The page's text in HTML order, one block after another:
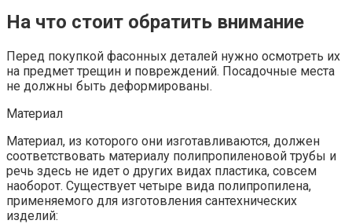
На что стоит обратить внимание
Перед покупкой фасонных деталей нужно осмотреть их
на предмет трещин и повреждений. Посадочные места
не должны быть деформированы.
Материал
Материал, из которого они изготавливаются, должен
соответствовать материалу полипропиленовой трубы и
речь здесь не идет о других видах пластика, совсем
наоборот. Существует четыре вида полипропилена,
применяемого для изготовления сантехнических
изделий: